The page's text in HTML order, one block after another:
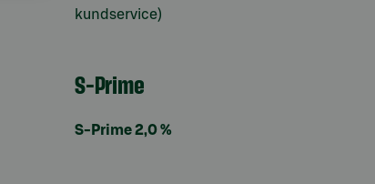
kundservice)
S-Prime
S-Prime 2,0 %